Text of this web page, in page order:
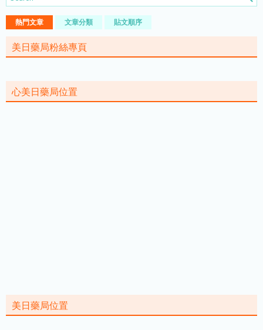
熱門文章 文章分類 貼文順序
美日藥局粉絲專頁
心美日藥局位置
美日藥局位置